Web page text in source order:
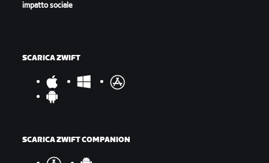
impatto sociale
SCARICA ZWIFT
SCARICA ZWIFT COMPANION